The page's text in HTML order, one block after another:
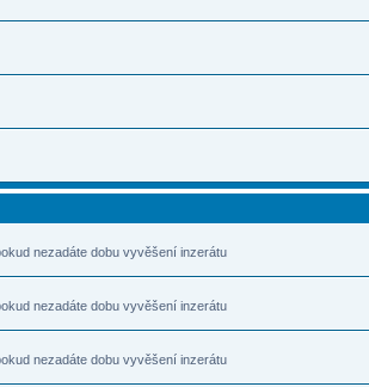
nezadáte dobu vyvěšení inzerátu
nezadáte dobu vyvěšení inzerátu
nezadáte dobu vyvěšení inzerátu